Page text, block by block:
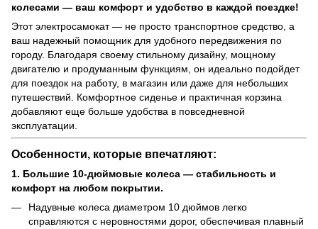
колесами — ваш комфорт и удобство в каждой поездке!
Этот электросамокат — не просто транспортное средство, а
ваш надежный помощник для удобного передвижения по
городу. Благодаря своему стильному дизайну, мощному
двигателю и продуманным функциям, он идеально подойдет
для поездок на работу, в магазин или даже для небольших
путешествий. Комфортное сиденье и практичная корзина
добавляют еще больше удобства в повседневной
эксплуатации.
Особенности, которые впечатляют:
1. Большие 10-дюймовые колеса — стабильность и
комфорт на любом покрытии.
Надувные колеса диаметром 10 дюймов легко
справляются с неровностями дорог, обеспечивая плавный